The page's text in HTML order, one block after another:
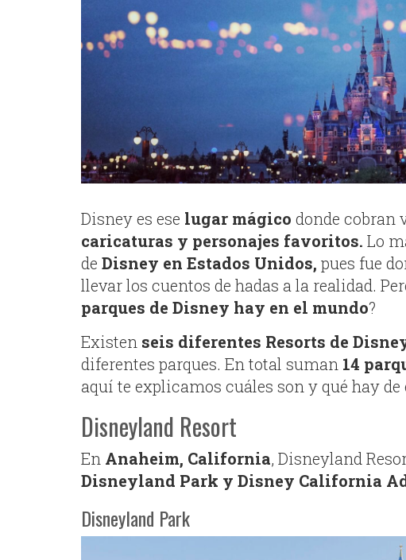
Disney es ese lugar mágico donde cobran
caricaturas y personajes favoritos. Lo
de Disney en Estados Unidos, pues fue
llevar los cuentos de hadas a la realidad.
parques de Disney hay en el mundo?
Existen seis diferentes Resorts de
diferentes parques. En total suman 14
aquí te explicamos cuáles son y qué hay de
Disneyland Resort
En Anaheim, California, Disneyland
Disneyland Park y Disney California
Disneyland Park